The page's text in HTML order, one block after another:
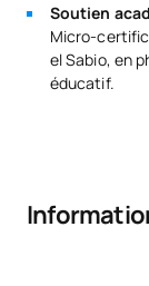
Soutien
Micro-
el Sabio, en
éducatif.